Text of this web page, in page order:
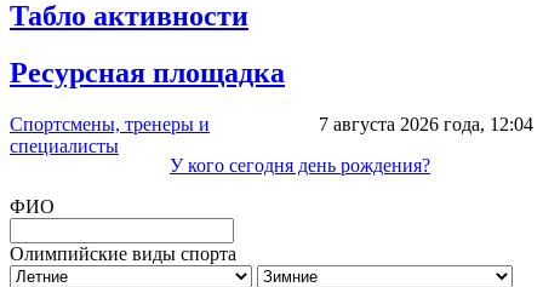
Табло активности
Ресурсная площадка
7 августа 2026 года, 12:04
У кого сегодня день рождения?
Спортсмены, тренеры и
специалисты
ФИО
Олимпийские виды спорта